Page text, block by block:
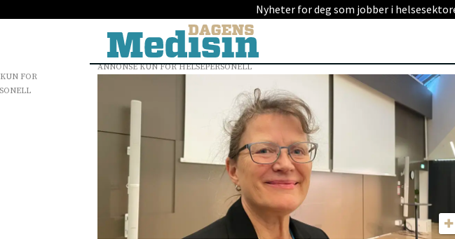
Nyheter for deg som jobber i
Tag:
ANNONSE KUN FOR HELSEPERSONELL
FOR